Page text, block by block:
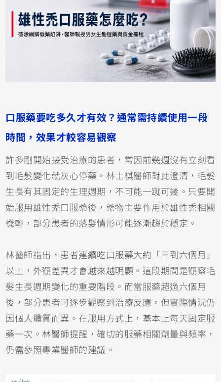
口服藥要吃多久才有效？通常需持續使用一段
時間，效果才較容易觀察
許多剛開始接受治療的患者，常因前幾週沒有立刻看
到毛髮變化就灰心停藥。林士棋醫師對此澄清，毛髮
生長有其固定的生理週期，不可能一蹴可幾。只要開
始服用雄性禿口服藥後，藥物主要作用於雄性禿相關
機轉，部分患者的落髮情形可能逐漸趨於穩定。
林醫師指出，患者連續吃口服藥大約「三到六個月」
以上，外觀差異才會越來越明顯。這段期間是觀察毛
髮生長週期變化的重要階段。而當服藥超過六個月
後，部分患者可逐步觀察到治療反應，但實際情況仍
因個人體質而異。在服用方式上，基本上每天固定服
藥一次。林醫師提醒，確切的服藥相關劑量與頻率，
仍需參照專業醫師的建議。